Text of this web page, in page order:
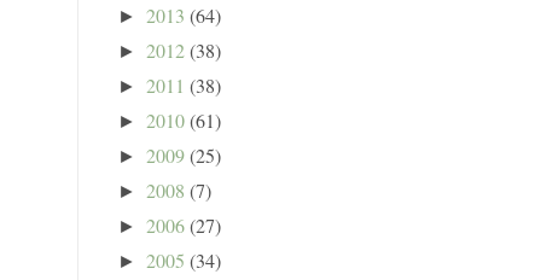
► 2013 (64)
► 2012(38)
► 2011 (38)
► 2010(61)
► 2009(25)
► 2008 (7)
► 2006(27)
► 2005 (34)